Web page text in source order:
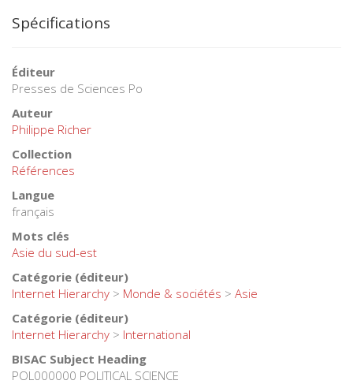
Spécifications
Éditeur
Presses de Sciences Po
Auteur
Philippe Richer
Collection
Références
Langue
français
Mots clés
Asie du sud-est
Catégorie (éditeur)
Internet Hierarchy > Monde & sociétés > Asie
Catégorie (éditeur)
Internet Hierarchy > International
BISAC Subject Heading
POL000000 POLITICAL SCIENCE